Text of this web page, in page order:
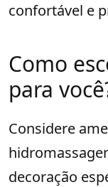
confortável e
Como
para
Considere
decoração